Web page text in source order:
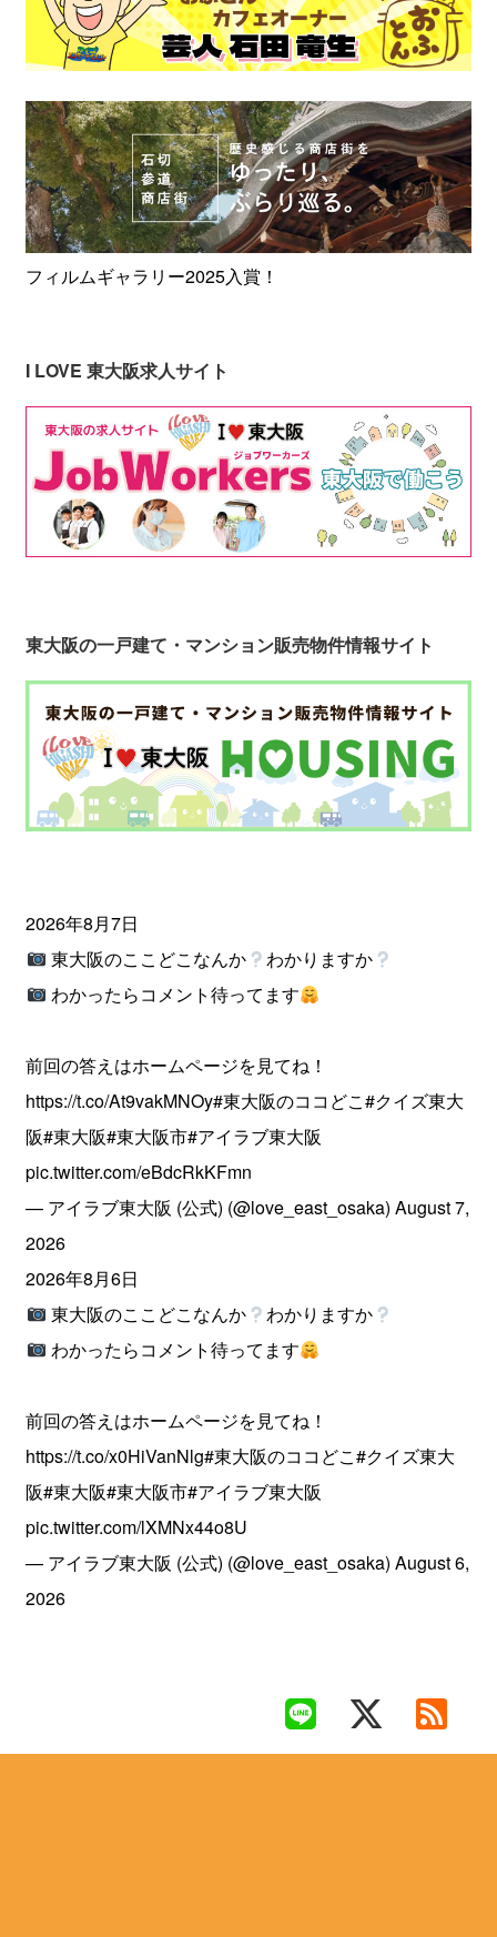
フィルムギャラリー2025入賞！
I LOVE 東大阪求人サイト
東大阪の一戸建て・マンション販売物件情報サイト
2026年8月7日
東大阪のここどこなんか
わかりますか
わかったらコメント待ってます
前回の答えはホームページを見てね！
https://t.co/At9vakMNOy#東大阪のココどこ#クイズ東大
阪#東大阪#東大阪市#アイラブ東大阪
pic.twitter.com/eBdcRkKFmn
— アイラブ東大阪 (公式) (@love_east_osaka)August 7,
2026
2026年8月6日
東大阪のここどこなんか
わかりますか
わかったらコメント待ってます
前回の答えはホームページを見てね！
https://t.co/x0HiVanNlg#東大阪のココどこ#クイズ東大
阪#東大阪#東大阪市#アイラブ東大阪
pic.twitter.com/lXMNx44o8U
— アイラブ東大阪 (公式) (@love_east_osaka)August 6,
2026